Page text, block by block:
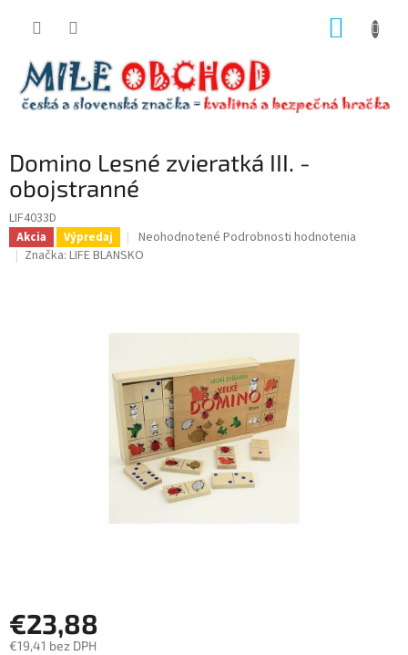
Domino Lesné zvieratká III. -
obojstranné
LIF4033D
Akcia Výpredaj
Priemerné
hodnotenie
Neohodnotené Podrobnosti hodnotenia
Značka: LIFE BLANSKO
€23,88
€19,41 bez DPH